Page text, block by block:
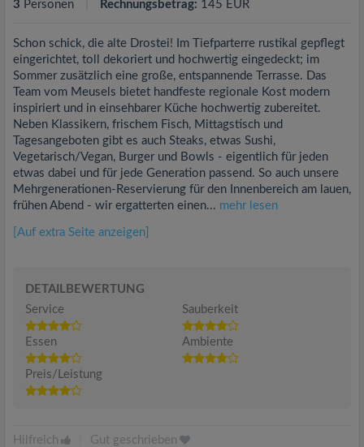
3 Personen Rechnungsbetrag: 145 EUR
Schon schick, die alte Drostei! Im Tiefparterre rustikal gepflegt
eingerichtet, toll dekoriert und hochwertig eingedeckt; im
Sommer zusätzlich eine große, entspannende Terrasse. Das
Team vom Meusels bietet handfeste regionale Kost modern
inspiriert und in einsehbarer Küche hochwertig zubereitet.
Neben Klassikern, frischem Fisch, Mittagstisch und
Tagesangeboten gibt es auch Steaks, etwas Sushi,
Vegetarisch/Vegan, Burger und Bowls - eigentlich für jeden
etwas dabei und für jede Generation passend. So auch unsere
Mehrgenerationen-Reservierung für den Innenbereich am lauen,
frühen Abend - wir ergatterten einen... mehr lesen
[Auf extra Seite anzeigen]
DETAILBEWERTUNG
Service
Sauberkeit
Essen Ambiente
Preis/Leistung
Hilfreich Gut geschrieben